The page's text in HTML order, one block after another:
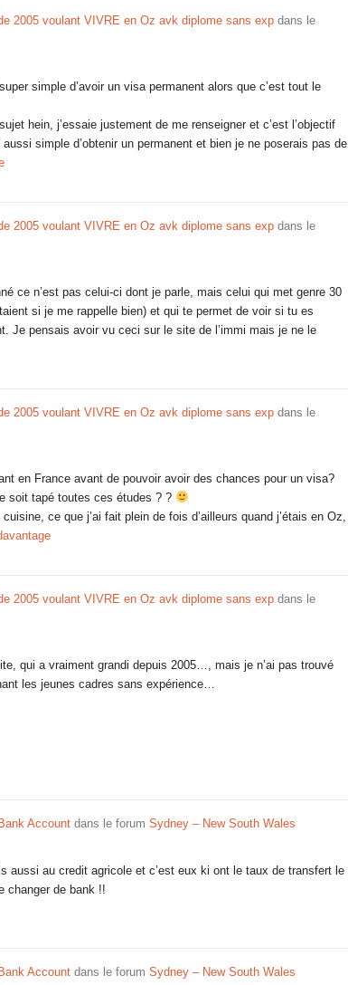
2005 voulant VIVRE en Oz avk diplome sans exp dans le
simple d’avoir un visa permanent alors que c’est tout le
hein, j’essaie justement de me renseigner et c’est l’objectif
simple d’obtenir un permanent et bien je ne poserais pas de
2005 voulant VIVRE en Oz avk diplome sans exp dans le
ce n’est pas celui-ci dont je parle, mais celui qui met genre 30
si je me rappelle bien) et qui te permet de voir si tu es
Je pensais avoir vu ceci sur le site de l’immi mais je ne le
2005 voulant VIVRE en Oz avk diplome sans exp dans le
en France avant de pouvoir avoir des chances pour un visa?
soit tapé toutes ces études ? ?
cuisine, ce que j’ai fait plein de fois d’ailleurs quand j’étais en Oz,
2005 voulant VIVRE en Oz avk diplome sans exp dans le
qui a vraiment grandi depuis 2005…, mais je n’ai pas trouvé
les jeunes cadres sans expérience…
Account dans le forum Sydney – New South Wales
aussi au credit agricole et c’est eux ki ont le taux de transfert le
changer de bank !!
Account dans le forum Sydney – New South Wales